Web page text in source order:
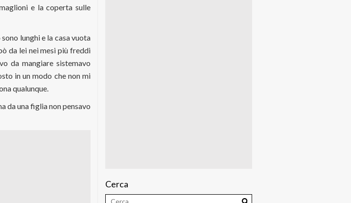
e la coperta sulle
lunghi e la casa vuota
da lei nei mesi più freddi
da mangiare sistemavo
in un modo che non mi
qualunque.
da una figlia non pensavo
Cerca